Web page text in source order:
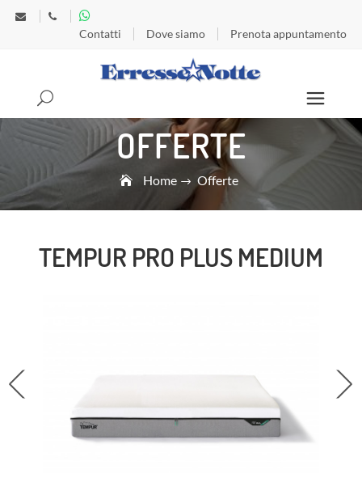
Contatti Dove siamo Prenota appuntamento
Search
OFFERTE
Home Offerte
TEMPUR PRO PLUS MEDIUM